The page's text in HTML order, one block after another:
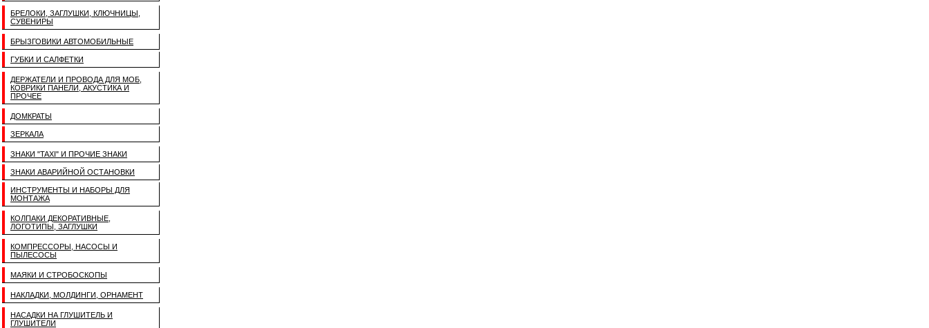
БРЕЛОКИ, ЗАГЛУШКИ, КЛЮЧНИЦЫ,
СУВЕНИРЫ
БРЫЗГОВИКИ АВТОМОБИЛЬНЫЕ
ГУБКИ И САЛФЕТКИ
ДЕРЖАТЕЛИ И ПРОВОДА ДЛЯ МОБ,
КОВРИКИ ПАНЕЛИ, АКУСТИКА И
ПРОЧЕЕ
ДОМКРАТЫ
ЗЕРКАЛА
ЗНАКИ "TAXI" И ПРОЧИЕ ЗНАКИ
ЗНАКИ АВАРИЙНОЙ ОСТАНОВКИ
ИНСТРУМЕНТЫ И НАБОРЫ ДЛЯ
МОНТАЖА
КОЛПАКИ ДЕКОРАТИВНЫЕ,
ЛОГОТИПЫ, ЗАГЛУШКИ
КОМПРЕССОРЫ, НАСОСЫ И
ПЫЛЕСОСЫ
МАЯКИ И СТРОБОСКОПЫ
НАКЛАДКИ, МОЛДИНГИ, ОРНАМЕНТ
НАСАДКИ НА ГЛУШИТЕЛЬ И
ГЛУШИТЕЛИ